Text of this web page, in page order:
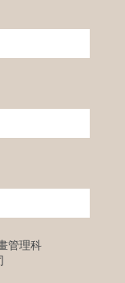
管理科